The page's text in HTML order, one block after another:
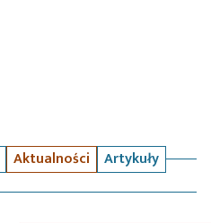
Aktualności
Artykuły